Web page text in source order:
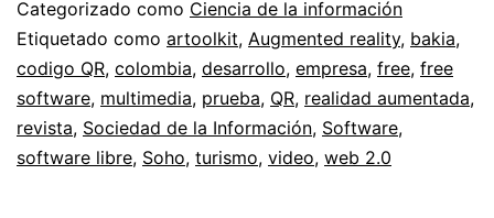
Categorizado como Ciencia de la información
Etiquetado como artoolkit, Augmented reality, bakia,
codigo QR, colombia, desarrollo, empresa, free, free
software, multimedia, prueba, QR, realidad aumentada,
revista, Sociedad de la Información, Software,
software libre, Soho, turismo, video, web 2.0